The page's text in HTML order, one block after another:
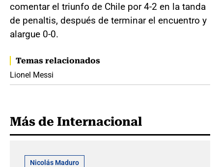
comentar el triunfo de Chile por 4-2 en la tanda
de penaltis, después de terminar el encuentro y
alargue 0-0.
Temas relacionados
Lionel Messi
Más de Internacional
Nicolás Maduro